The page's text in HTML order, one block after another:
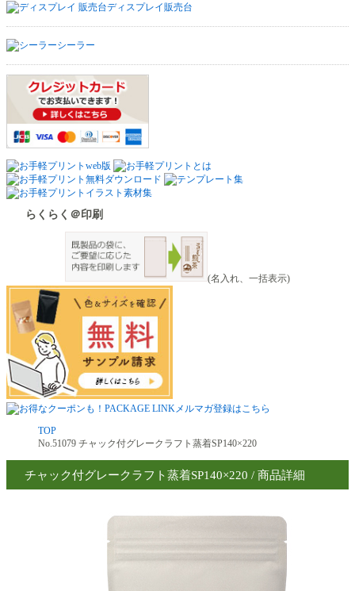
ディスプレイ販売台
シーラー
らくらく＠印刷
(名入れ、一括表示)
TOP
No.51079 チャック付グレークラフト蒸着SP140×220
チャック付グレークラフト蒸着SP140×220 / 商品詳細